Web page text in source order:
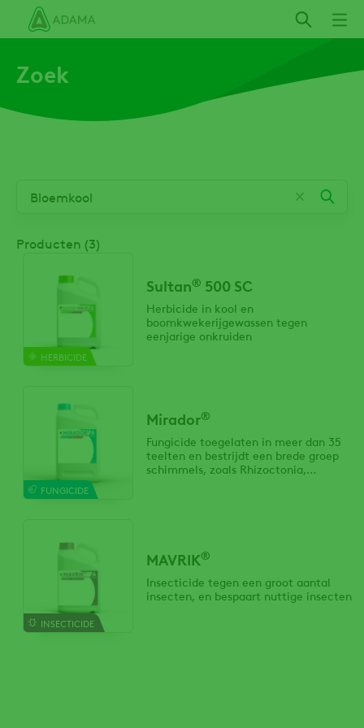
Overslaan
inhoud
gaan
Zoek
Producten (3)
HERBICIDE
Sultan® 500 SC
Herbicide in kool en
boomkwekerijgewassen tegen
eenjarige onkruiden
FUNGICIDE
Mirador®
Fungicide toegelaten in meer dan 35
teelten en bestrijdt een brede groep
schimmels, zoals Rhizoctonia,
INSECTICIDE
MAVRIK®
Insecticide tegen een groot aantal
insecten, en bespaart nuttige insecten